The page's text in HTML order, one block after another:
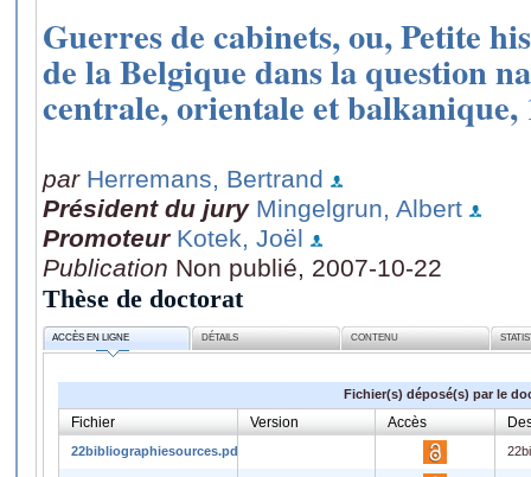
Guerres de cabinets, ou, Petite
de la Belgique dans la question
centrale, orientale et balkanique,
par Herremans, Bertrand
Président du jury Mingelgrun, Albert
Promoteur Kotek, Joël
Publication Non publié, 2007-10-22
Thèse de doctorat
ACCÈS EN LIGNE DÉTAILS CONTENU
Fichier(s) déposé(s) par le
Fichier Version Accès
22bibliographiesources.pdf